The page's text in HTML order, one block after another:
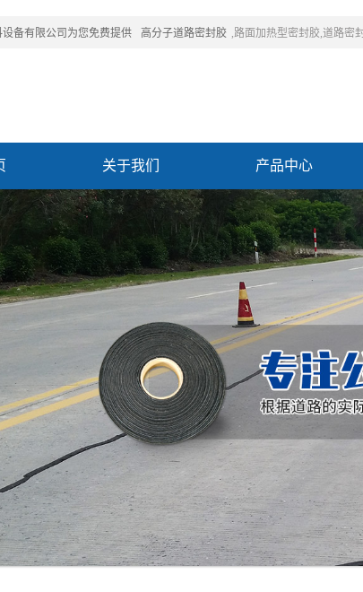
备有限公司为您免费提供 高分子道路密封胶 ,路面加热型密封胶,道路密
关于我们 产品中心